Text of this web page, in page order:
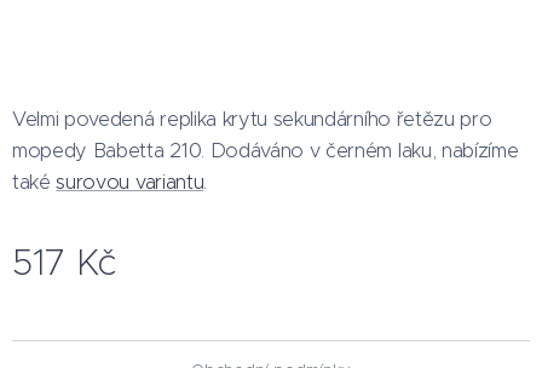
Velmi povedená replika krytu sekundárního řetězu pro
mopedy Babetta 210. Dodáváno v černém laku, nabízíme
takésurovou variantu.
517 Kč